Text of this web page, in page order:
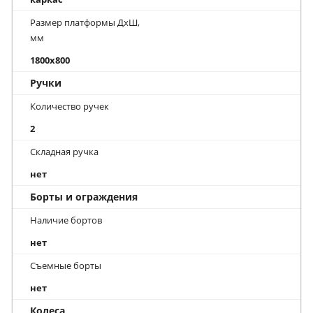
Размер платформы ДхШ,
мм
1800x800
Ручки
Количество ручек
2
Складная ручка
нет
Борты и ограждения
Наличие бортов
нет
Съемные борты
нет